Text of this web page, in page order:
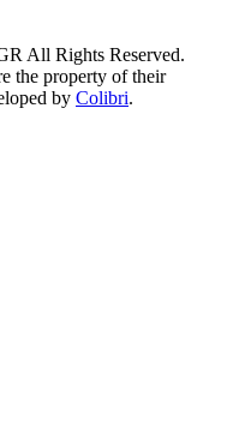
All Rights Reserved.
the property of their
by Colibri.